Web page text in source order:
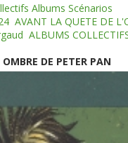
Albums Scénarios
AVANT LA QUETE DE
ALBUMS
DE PETER PAN